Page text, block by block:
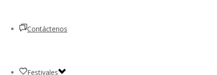
Contáctenos
Festivales